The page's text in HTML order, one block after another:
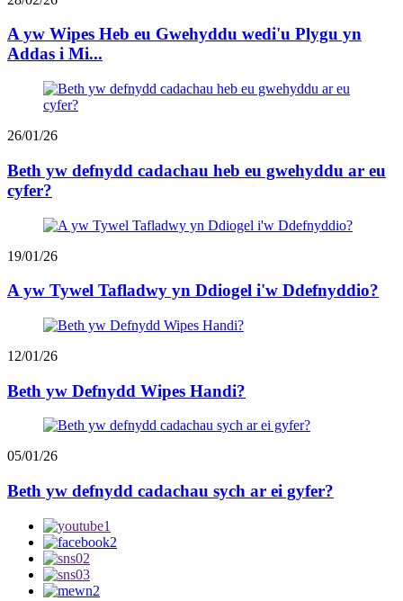
A yw Wipes Heb eu Gwehyddu wedi'u Plygu yn
Addas i Mi...
26/01/26
Beth yw defnydd cadachau heb eu gwehyddu ar eu
cyfer?
19/01/26
A yw Tywel Tafladwy yn Ddiogel i'w Ddefnyddio?
12/01/26
Beth yw Defnydd Wipes Handi?
05/01/26
Beth yw defnydd cadachau sych ar ei gyfer?